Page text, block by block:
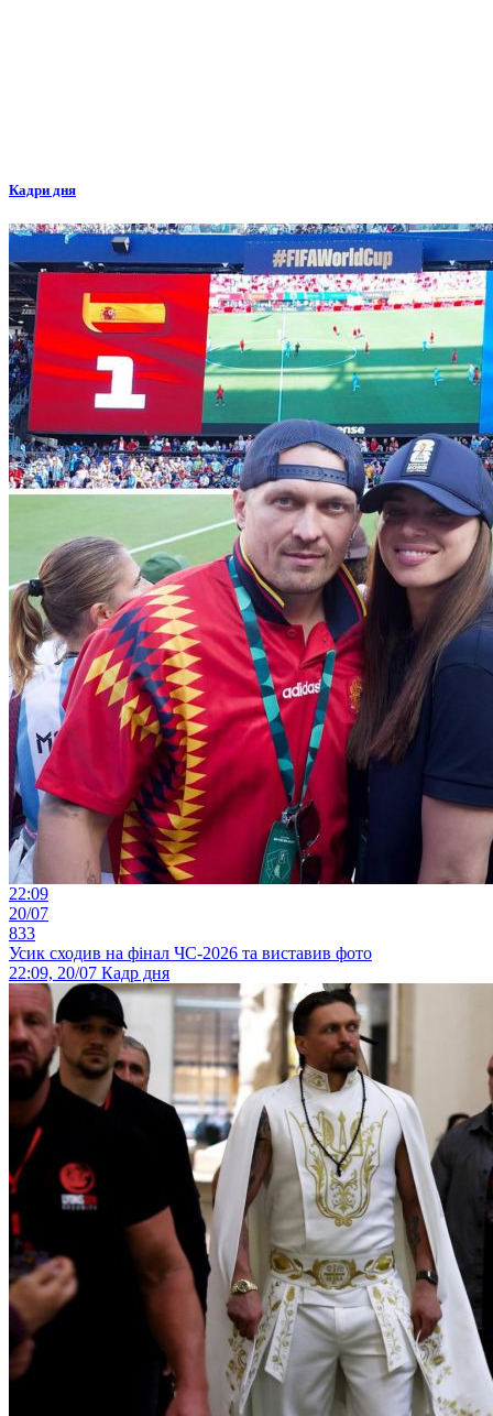
Кадри дня
22:09
20/07
833
Усик сходив на фінал ЧС-2026 та виставив фото
22:09, 20/07 Кадр дня